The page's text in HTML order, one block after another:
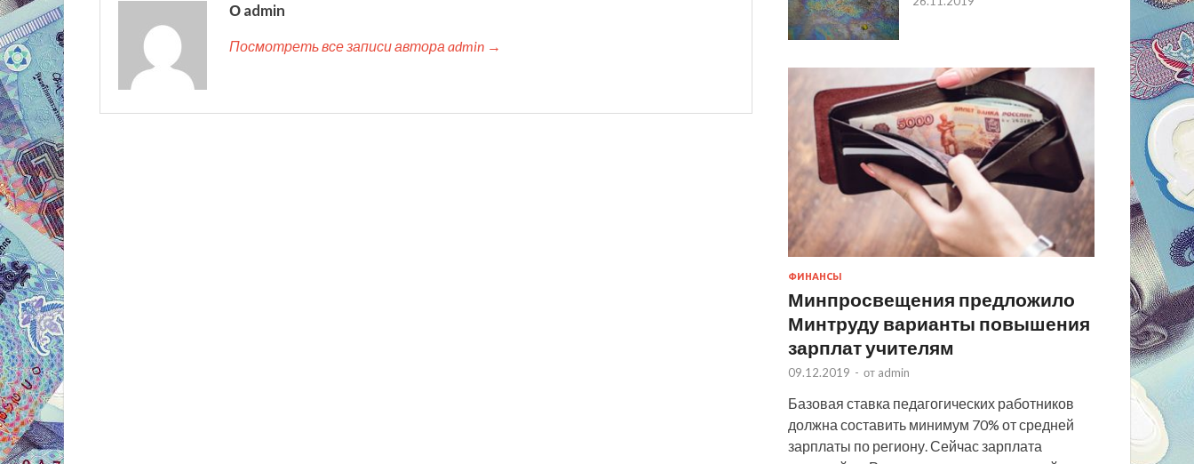
О admin
Посмотреть все записи автора admin →
ФИНАНСЫ
Минпросвещения предложило
Минтруду варианты повышения
зарплат учителям
09.12.2019 - от admin
Базовая ставка педагогических работников
должна составить минимум 70% от средней
зарплаты по региону. Сейчас зарплата